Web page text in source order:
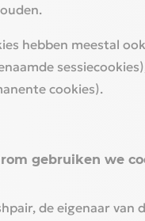
hebben meestal
cookies).‎
gebruiken we
de eigenaar van